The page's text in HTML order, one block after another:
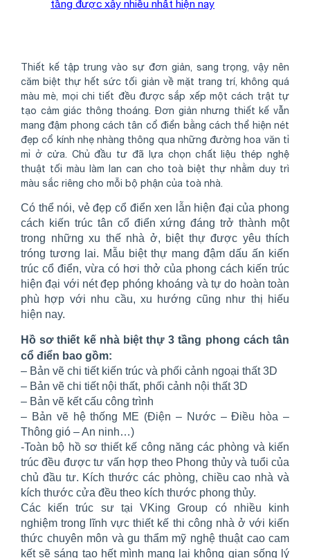
tầng được xây nhiều nhất hiện nay
Thiết kế tập trung vào sự đơn giản, sang trọng, vậy nên
căm biệt thự hết sức tối giản về mặt trang trí, không quá
màu mè, mọi chi tiết đều được sắp xếp một cách trật tự
tạo cảm giác thông thoáng. Đơn giản nhưng thiết kế vẫn
mang đậm phong cách tân cổ điển bằng cách thể hiện nét
đẹp cổ kính nhẹ nhàng thông qua những đường hoa văn tỉ
mỉ ở cửa. Chủ đầu tư đã lựa chọn chất liệu thép nghệ
thuật tối màu làm lan can cho toà biệt thự nhằm duy trì
màu sắc riêng cho mỗi bộ phận của toà nhà.
Có thể nói, vẻ đẹp cổ điển xen lẫn hiện đại của phong
cách kiến trúc tân cổ điển xứng đáng trở thành một
trong những xu thế nhà ở, biệt thự được yêu thích
tróng tương lai. Mẫu biệt thự mang đậm dấu ấn kiến
trúc cổ điển, vừa có hơi thở của phong cách kiến trúc
hiện đại với nét đẹp phóng khoáng và tự do hoàn toàn
phù hợp với nhu cầu, xu hướng cũng như thị hiếu
hiện nay.
Hồ sơ thiết kế nhà biệt thự 3 tầng phong cách tân
cổ điển bao gồm:
– Bản vẽ chi tiết kiến trúc và phối cảnh ngoại thất 3D
– Bản vẽ chi tiết nội thất, phối cảnh nội thất 3D
– Bản vẽ kết cấu công trình
– Bản vẽ hệ thống ME (Điện – Nước – Điều hòa –
Thông gió – An ninh…)
-Toàn bộ hồ sơ thiết kế công năng các phòng và kiến
trúc đều được tư vấn hợp theo Phong thủy và tuổi của
chủ đầu tư. Kích thước các phòng, chiều cao nhà và
kích thước cửa đều theo kích thước phong thủy.
Các kiến trúc sư tại VKing Group có nhiều kinh
nghiệm trong lĩnh vực thiết kế thi công nhà ở với kiến
thức chuyên môn và gu thẩm mỹ nghệ thuật cao cam
kết sẽ sáng tạo hết mình mang lại không gian sống lý